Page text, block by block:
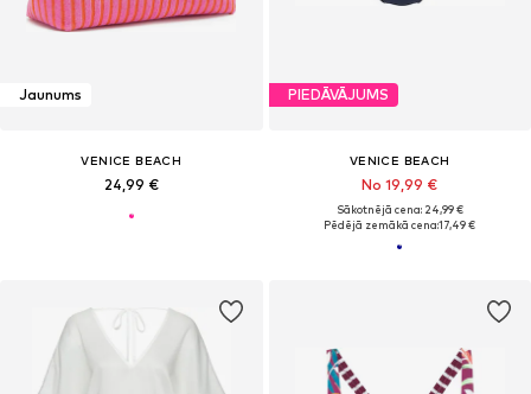
Jaunums
VENICE BEACH
24,99 €
PIEDĀVĀJUMS
VENICE BEACH
No 19,99 €
Sākotnējā cena: 24,99 €
Pēdējā zemākā cena:17,49 €